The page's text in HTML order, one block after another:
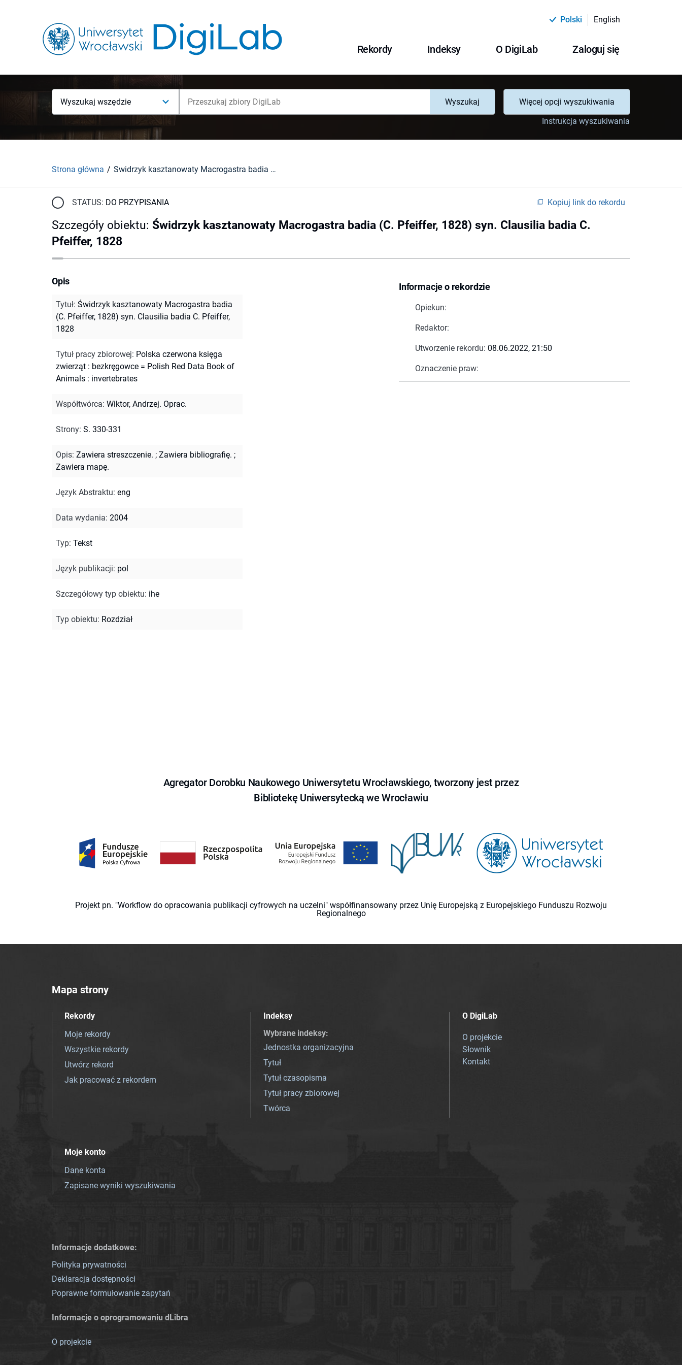
Polski English
Rekordy Indeksy O DigiLab Zaloguj się
Wyszukaj wszędzie Wyszukaj
Więcej opcji wyszukiwania
Instrukcja wyszukiwania
Strona główna Świdrzyk kasztanowaty Macrogastra badia (C. Pfeiffer, 1828) syn. Clausilia badia C. Pfeiffer, 1828
STATUS: DO PRZYPISANIA Kopiuj link do rekordu
Szczegóły obiektu: Świdrzyk kasztanowaty Macrogastra badia (C. Pfeiffer, 1828) syn. Clausilia badia C.
Pfeiffer, 1828
Informacje o rekordzie
Opiekun:
Redaktor:
Utworzenie rekordu: 08.06.2022, 21:50
Oznaczenie praw:
Opis
Tytuł: Świdrzyk kasztanowaty Macrogastra badia
(C. Pfeiffer, 1828) syn. Clausilia badia C. Pfeiffer,
1828
Tytuł pracy zbiorowej: Polska czerwona księga
zwierząt : bezkręgowce = Polish Red Data Book of
Animals : invertebrates
Współtwórca: Wiktor, Andrzej. Oprac.
Strony: S. 330-331
Opis: Zawiera streszczenie. ; Zawiera bibliografię. ;
Zawiera mapę.
Język Abstraktu: eng
Data wydania: 2004
Typ: Tekst
Język publikacji: pol
Szczegółowy typ obiektu: ihe
Typ obiektu: Rozdział
Agregator Dorobku Naukowego Uniwersytetu Wrocławskiego, tworzony jest przez
Bibliotekę Uniwersytecką we Wrocławiu
Projekt pn. "Workflow do opracowania publikacji cyfrowych na uczelni" współfinansowany przez Unię Europejską z Europejskiego Funduszu Rozwoju
Regionalnego
Mapa strony
Rekordy
Moje rekordy
Wszystkie rekordy
Utwórz rekord
Jak pracować z rekordem
Indeksy
Wybrane indeksy:
Jednostka organizacyjna
Tytuł
Tytuł czasopisma
Tytuł pracy zbiorowej
Twórca
O DigiLab
O projekcie
Słownik
Kontakt
Moje konto
Dane konta
Zapisane wyniki wyszukiwania
Informacje dodatkowe:
Polityka prywatności
Deklaracja dostępności
Poprawne formułowanie zapytań
Informacje o oprogramowaniu dLibra
O projekcie